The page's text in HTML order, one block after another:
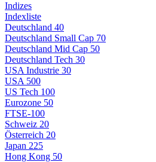
Indizes
Indexliste
Deutschland 40
Deutschland Small Cap 70
Deutschland Mid Cap 50
Deutschland Tech 30
USA Industrie 30
USA 500
US Tech 100
Eurozone 50
FTSE-100
Schweiz 20
Österreich 20
Japan 225
Hong Kong 50